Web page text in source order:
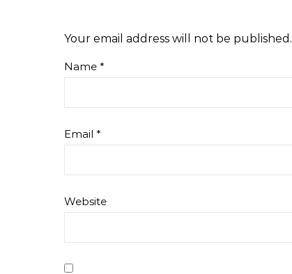
Your email address will not be published.
Name *
Email *
Website